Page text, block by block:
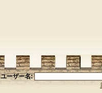
ユーザー名: